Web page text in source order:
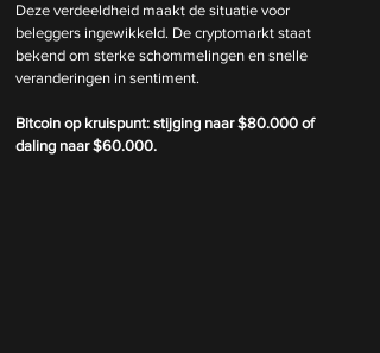
Deze verdeeldheid maakt de situatie voor
beleggers ingewikkeld. De cryptomarkt staat
bekend om sterke schommelingen en snelle
veranderingen in sentiment.
Bitcoin op kruispunt: stijging naar $80.000 of
daling naar $60.000.